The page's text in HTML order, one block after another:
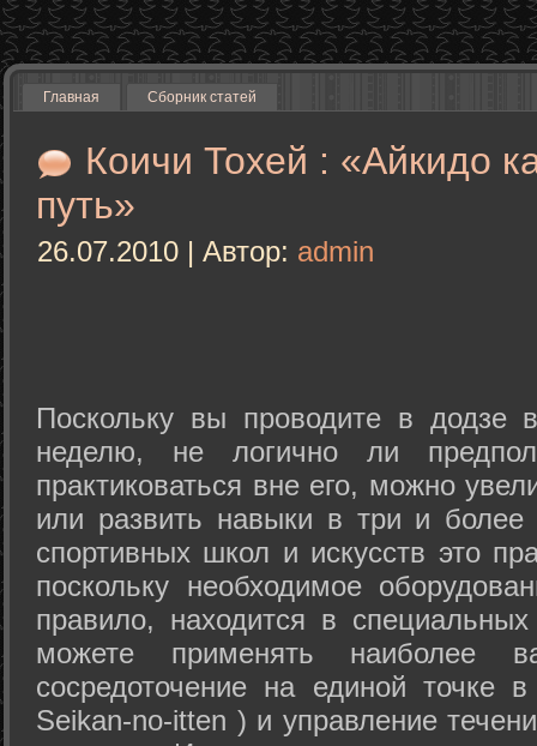
Главная Сборник статей
Коичи Тохей : «Айкидо
путь»
26.07.2010 | Автор: admin
Поскольку вы проводите в додзе
неделю, не логично ли
практиковаться вне его, можно
или развить навыки в три и
спортивных школ и искусств это
поскольку необходимое
правило, находится в
можете применять наиболее
сосредоточение на единой точке
Seikan-­no-­itten ) и управление